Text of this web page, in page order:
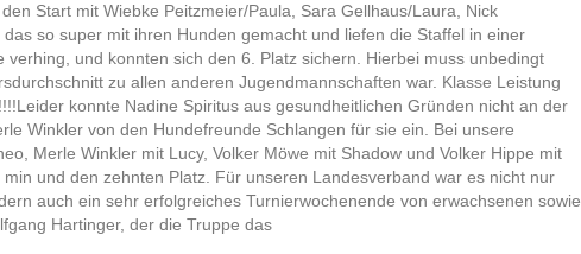
Start mit Wiebke Peitzmeier/Paula, Sara Gellhaus/Laura, Nick
so super mit ihren Hunden gemacht und liefen die Staffel in einer
und konnten sich den 6. Platz sichern. Hierbei muss unbedingt
zu allen anderen Jugendmannschaften war. Klasse Leistung
konnte Nadine Spiritus aus gesundheitlichen Gründen nicht an der
Winkler von den Hundefreunde Schlangen für sie ein. Bei unsere
Merle Winkler mit Lucy, Volker Möwe mit Shadow und Volker Hippe mit
und den zehnten Platz. Für unseren Landesverband war es nicht nur
auch ein sehr erfolgreiches Turnierwochenende von erwachsenen sowie
Hartinger, der die Truppe das